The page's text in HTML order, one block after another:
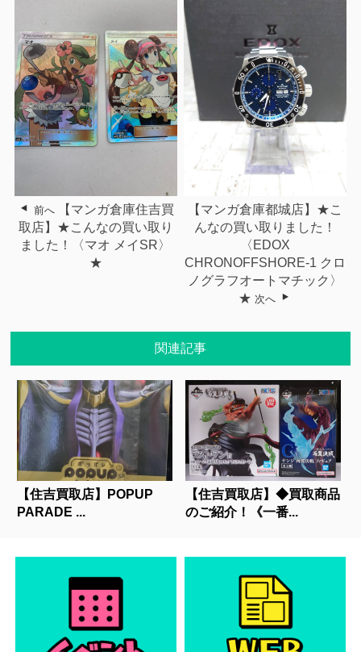
前へ
【マンガ倉庫住吉買
取店】★こんなの買い取り
ました！〈マオ メイSR〉
★
【マンガ倉庫都城店】★こ
んなの買い取りました！
〈EDOX
CHRONOFFSHORE-1 クロ
ノグラフオートマチック〉
★ 次へ
関連記事
【住吉買取店】POPUP
PARADE ...
【住吉買取店】◆買取商品
のご紹介！《一番...